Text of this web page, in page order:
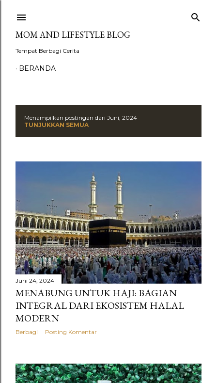
MOM AND LIFESTYLE BLOG
Tempat Berbagi Cerita
BERANDA
s
i
n
g
a
n
Menampilkan postingan dari Juni, 2024
TUNJUKKAN SEMUA
Juni 24, 2024
MENABUNG UNTUK HAJI: BAGIAN
INTEGRAL DARI EKOSISTEM HALAL
MODERN
Berbagi Posting Komentar